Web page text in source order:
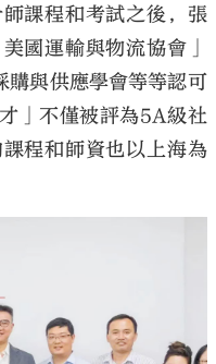
課程和考試之後，張
國運輸與物流協會」
與供應學會等等認可
」不僅被評為5A級社
程和師資也以上海為